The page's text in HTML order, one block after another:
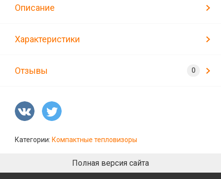
Описание
Характеристики
Отзывы
Категории: Компактные тепловизоры
Полная версия сайта